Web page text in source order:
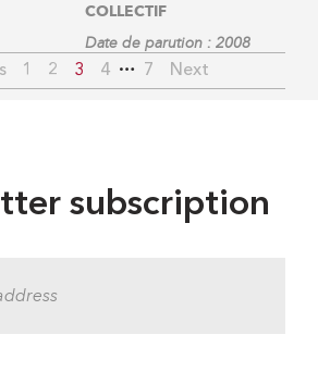
COLLECTIF
Date de parution : 2008
1 2 3 4 … 7 Next
subscription